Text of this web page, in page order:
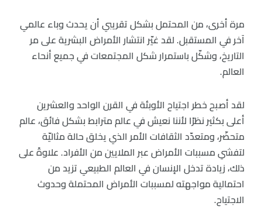
مرة أخرى، من المحتمل بشكل تقريبي أن يحدث وباء عالمي
آخر في المستقبل. لقد غيّر انتشار الأمراض البشرية على مر
التاريخ، وشكّل باستمرار شكل المجتمعات في جميع أنحاء
العالم.
لقد أصبح خطر اجتياح الأوبئة في القرن الواحد والعشرين
أعلى بكثير نظرًا لأننا نعيش في عالم مترابط بشكل فائق، عالم
متحضّر، ومتعدّد الثقافات الأمر الذي يخلق حالة مثاليّة
لتفشي مسببات الأمراض عبر الملايين من الأفراد. علاوةً على
ذلك، زيادة تدخل الإنسان في العالم الطبيعي تزيد من
احتمالية مواجهته لمسببات الأمراض المحتملة وحدوث
الاجتياح.